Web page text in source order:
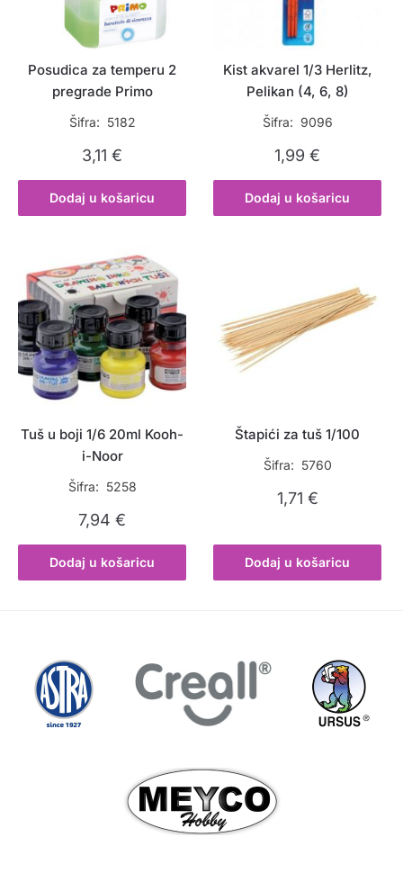
Posudica za temperu 2
pregrade Primo
Šifra: 5182
3,11€
Dodaj u košaricu
Kist akvarel 1/3 Herlitz,
Pelikan (4, 6, 8)
Šifra: 9096
1,99€
Dodaj u košaricu
Tuš u boji 1/6 20ml Kooh-
i-Noor
Šifra: 5258
7,94€
Dodaj u košaricu
Štapići za tuš 1/100
Šifra: 5760
1,71 €
Dodaj u košaricu